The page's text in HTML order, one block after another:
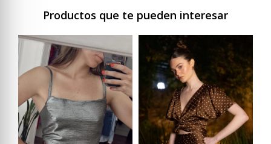
Productos que te pueden interesar